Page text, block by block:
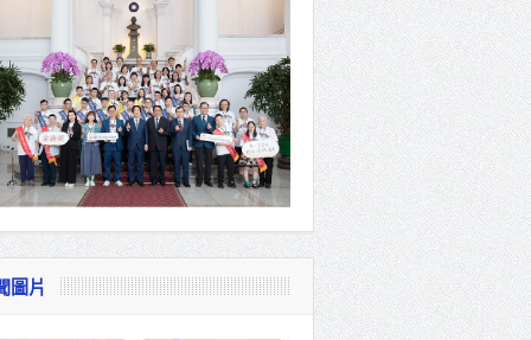
賓共同
圖片